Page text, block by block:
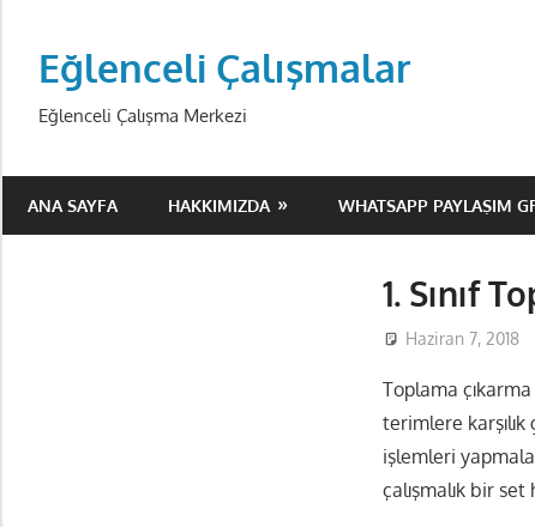
contentEğlenceli Çalışmalar
Eğlenceli Çalışma Merkezi
ANA SAYFA HAKKIMIZDA WHATSAPP PAYLAŞIM
1. Sınıf
Haziran 7, 2018
Toplama
terimlere
işlemleri
çalışmalık bir set